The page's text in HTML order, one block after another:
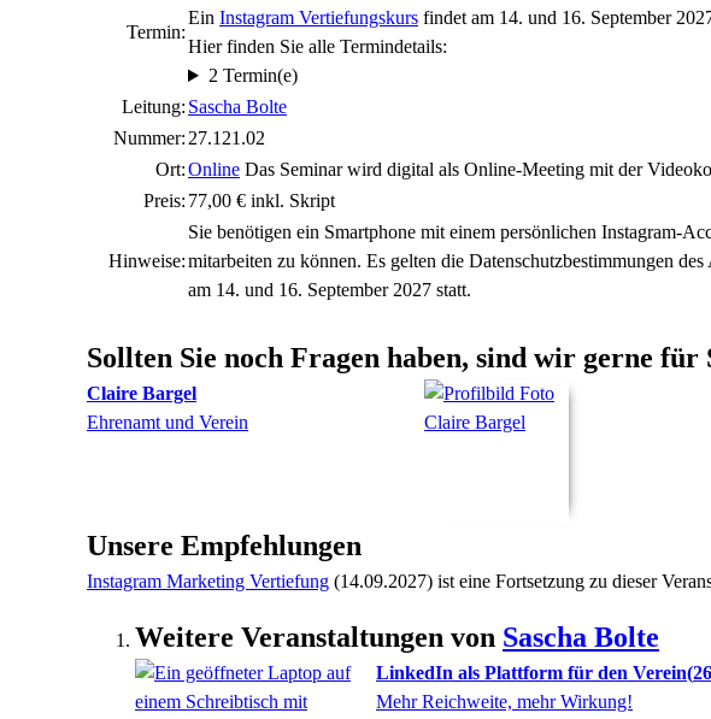
Termin:
Ein Instagram Vertiefungskurs findet am 14. und 16. September
Hier finden Sie alle Termindetails:
2 Termin(e)
Leitung: Sascha Bolte
Nummer: 27.121.02
Ort:Online Das Seminar wird digital als Online-Meeting mit der
Preis: 77,00 € inkl. Skript
Hinweise:
Sie benötigen ein Smartphone mit einem persönlichen Instagram-
mitarbeiten zu können. Es gelten die Datenschutzbestimmungen
am 14. und 16. September 2027 statt.
Sollten Sie noch Fragen haben, sind wir gerne für
Claire Bargel
Ehrenamt und Verein
Unsere Empfehlungen
Instagram Marketing Vertiefung (14.09.2027) ist eine Fortsetzung zu dieser
Weitere Veranstaltungen von Sascha Bolte
LinkedIn als Plattform für den Verein
Mehr Reichweite, mehr Wirkung!